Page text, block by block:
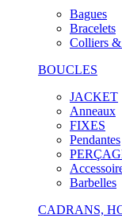
Bagues
Bracelets
Colliers
BOUCLES
JACKET
Anneaux
FIXES
Pendantes
Barbelles
CADRANS,